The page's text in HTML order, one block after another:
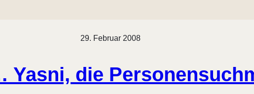
29. Februar 2008
Yasni, die